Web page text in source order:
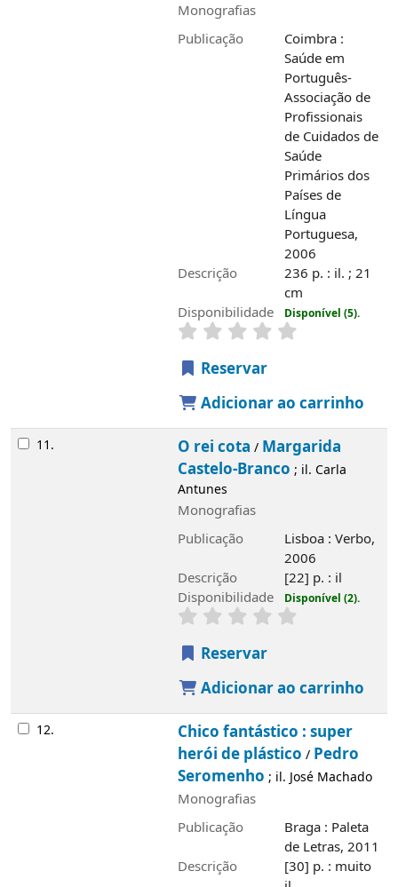
Monografias
Publicação
Coimbra :
Saúde em
Português-
Associação de
Profissionais
de Cuidados de
Saúde
Primários dos
Países de
Língua
Portuguesa,
2006
Descrição
236 p. : il. ; 21
cm
Disponibilidade
Disponível (5).
Reservar
Adicionar ao carrinho
11. O rei cota / Margarida
Castelo-Branco ; il. Carla
Antunes
Monografias
Publicação
Lisboa : Verbo,
2006
Descrição
[22] p. : il
Disponibilidade
Disponível (2).
Reservar
Adicionar ao carrinho
12.
Chico fantástico : super
herói de plástico / Pedro
Seromenho ; il. José Machado
Monografias
Publicação
Braga : Paleta
de Letras, 2011
Descrição
[30] p. : muito